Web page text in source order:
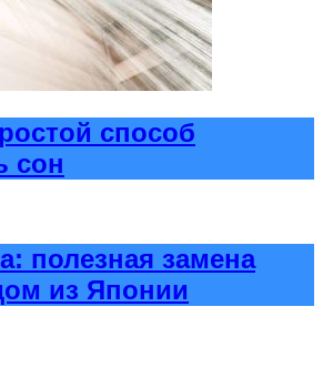
способ
сон
полезная замена
из Японии